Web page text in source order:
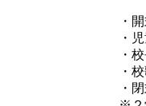
・
・
・
・
・